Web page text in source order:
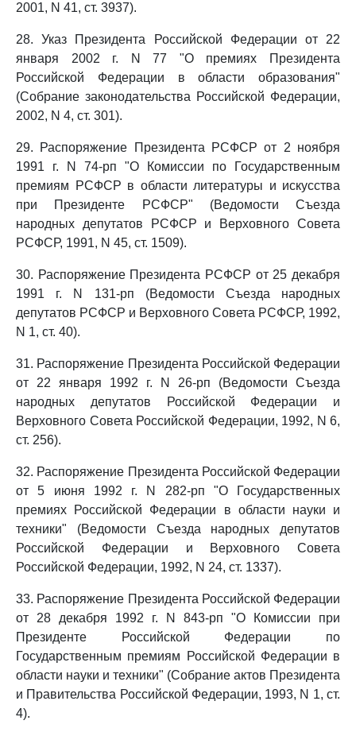
2001, N 41, ст. 3937).
28. Указ Президента Российской Федерации от 22
января 2002 г. N 77 "О премиях Президента
Российской Федерации в области образования"
(Собрание законодательства Российской Федерации,
2002, N 4, ст. 301).
29. Распоряжение Президента РСФСР от 2 ноября
1991 г. N 74-рп "О Комиссии по Государственным
премиям РСФСР в области литературы и искусства
при Президенте РСФСР" (Ведомости Съезда
народных депутатов РСФСР и Верховного Совета
РСФСР, 1991, N 45, ст. 1509).
30. Распоряжение Президента РСФСР от 25 декабря
1991 г. N 131-рп (Ведомости Съезда народных
депутатов РСФСР и Верховного Совета РСФСР, 1992,
N 1, ст. 40).
31. Распоряжение Президента Российской Федерации
от 22 января 1992 г. N 26-рп (Ведомости Съезда
народных депутатов Российской Федерации и
Верховного Совета Российской Федерации, 1992, N 6,
ст. 256).
32. Распоряжение Президента Российской Федерации
от 5 июня 1992 г. N 282-рп "О Государственных
премиях Российской Федерации в области науки и
техники" (Ведомости Съезда народных депутатов
Российской Федерации и Верховного Совета
Российской Федерации, 1992, N 24, ст. 1337).
33. Распоряжение Президента Российской Федерации
от 28 декабря 1992 г. N 843-рп "О Комиссии при
Президенте Российской Федерации по
Государственным премиям Российской Федерации в
области науки и техники" (Собрание актов Президента
и Правительства Российской Федерации, 1993, N 1, ст.
4).